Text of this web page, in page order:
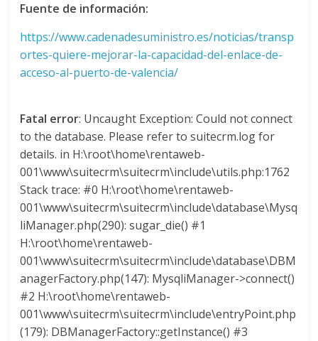
p
o
s
y
M
a
q
u
Fuente de información:
https://www.cadenadesuministro.es/noticias/transp
ortes-quiere-mejorar-la-capacidad-del-enlace-de-
acceso-al-puerto-de-valencia/
Fatal error: Uncaught Exception: Could not connect
to the database. Please refer to suitecrm.log for
details. in H:\root\home\rentaweb-
001\www\suitecrm\suitecrm\include\utils.php:1762
Stack trace: #0 H:\root\home\rentaweb-
001\www\suitecrm\suitecrm\include\database\Mysq
liManager.php(290): sugar_die() #1
H:\root\home\rentaweb-
001\www\suitecrm\suitecrm\include\database\DBM
anagerFactory.php(147): MysqliManager->connect()
#2 H:\root\home\rentaweb-
001\www\suitecrm\suitecrm\include\entryPoint.php
(179): DBManagerFactory::getInstance() #3